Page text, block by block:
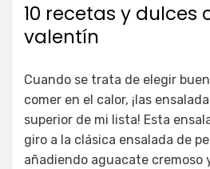
10 recetas y dulces
valentín
Cuando se trata de elegir
comer en el calor, ¡las
superior de mi lista! Esta
giro a la clásica ensalada de
añadiendo aguacate cremoso